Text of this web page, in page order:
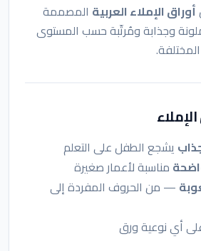
أوراق الإملاء العربية المصممة
وجذابة ومُرتّبة حسب المستوى
يشجع الطفل على التعلم
مناسبة لأعمار صغيرة
— من الحروف المفردة إلى
أي نوعية ورق